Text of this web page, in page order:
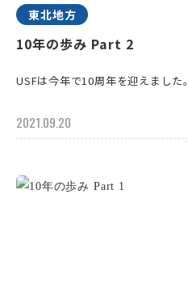
東北地方
10年の歩み Part 2
USFは今年で10周年を迎えました。
2021.09.20